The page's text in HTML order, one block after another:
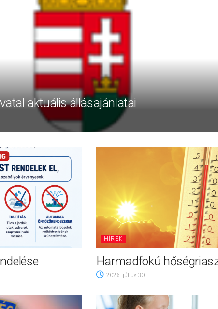
aktuális állásajánlatai
HÍREK
Harmadfokú
2026. július 30.